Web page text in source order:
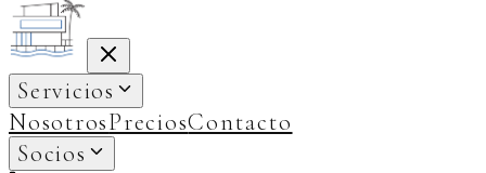
Servicios
NosotrosPreciosContacto
Socios